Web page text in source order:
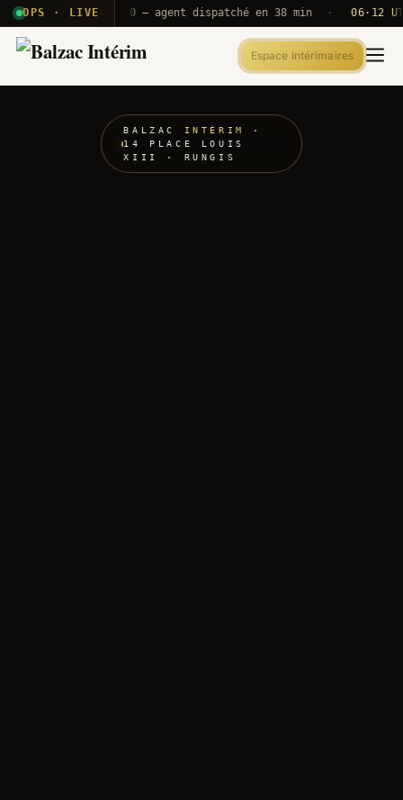
OPS · LIVE
· B71Push A320 — agent dispatché en 38 min · 06·12 UTC
Espace intérimaires
BALZAC INTÉRIM
·
14 PLACE LOUIS
XIII · RUNGIS